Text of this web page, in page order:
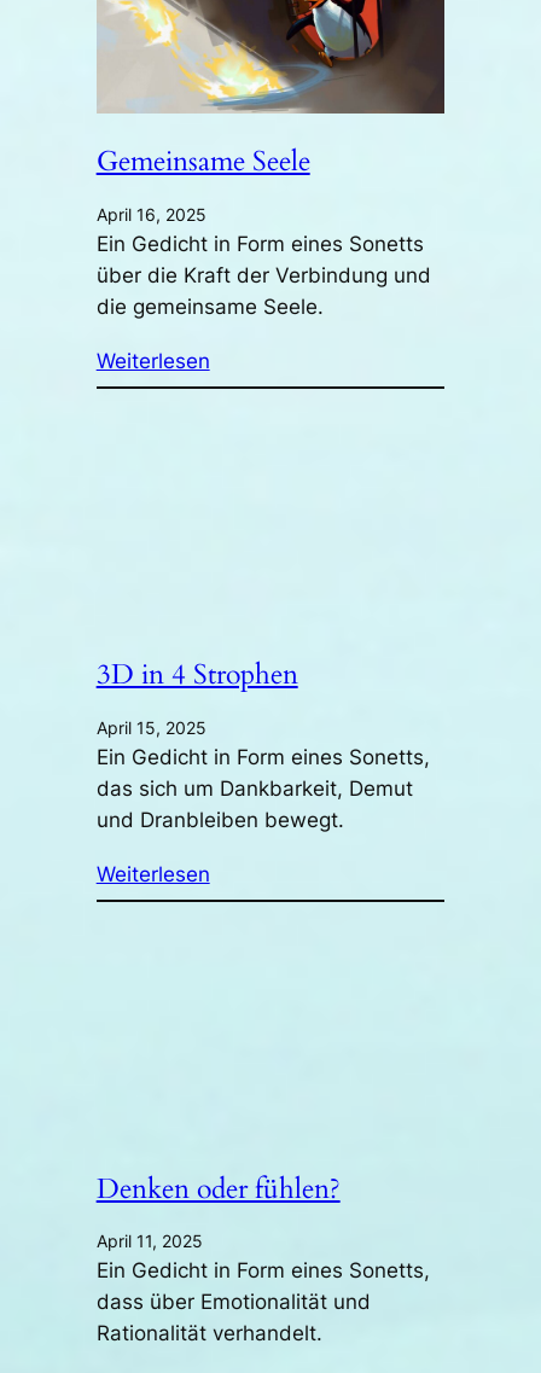
Gemeinsame Seele
April 16, 2025
Ein Gedicht in Form eines Sonetts
über die Kraft der Verbindung und
die gemeinsame Seele.
Weiterlesen
3D in 4 Strophen
April 15, 2025
Ein Gedicht in Form eines Sonetts,
das sich um Dankbarkeit, Demut
und Dranbleiben bewegt.
Weiterlesen
Denken oder fühlen?
April 11, 2025
Ein Gedicht in Form eines Sonetts,
dass über Emotionalität und
Rationalität verhandelt.